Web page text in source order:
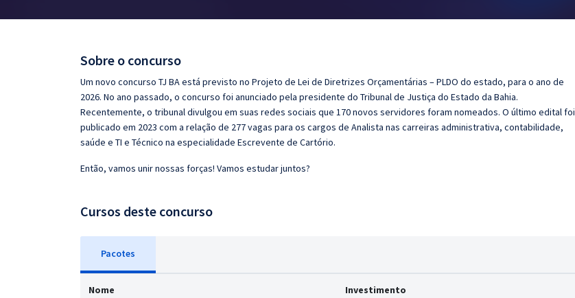
Questões grátis
Conteúdo gratuito
Sobre o concurso
Um novo concurso TJ BA está previsto no Projeto de Lei de Diretrizes Orçamentárias – PLDO do estado, para o ano de
2026. No ano passado, o concurso foi anunciado pela presidente do Tribunal de Justiça do Estado da Bahia.
Recentemente, o tribunal divulgou em suas redes sociais que 170 novos servidores foram nomeados. O último edital foi
publicado em 2023 com a relação de 277 vagas para os cargos de Analista nas carreiras administrativa, contabilidade,
saúde e TI e Técnico na especialidade Escrevente de Cartório.
Então, vamos unir nossas forças! Vamos estudar juntos?
Cursos deste concurso
Pacotes
Nome Investimento